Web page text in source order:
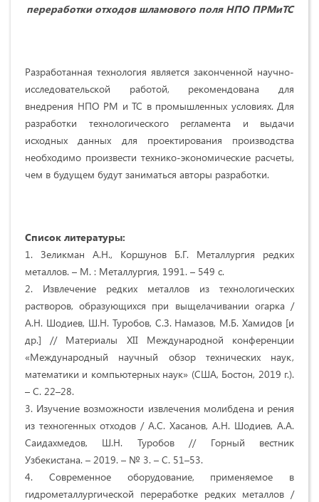
переработки отходов шламового поля НПО ПРМиТС
Разработанная технология является законченной научно-
исследовательской работой, рекомендована для
внедрения НПО РМ и ТС в промышленных условиях. Для
разработки технологического регламента и выдачи
исходных данных для проектирования производства
необходимо произвести технико-экономические расчеты,
чем в будущем будут заниматься авторы разработки.
Список литературы:
1. Зеликман А.Н., Коршунов Б.Г. Металлургия редких
металлов. – М. : Металлургия, 1991. – 549 с.
2. Извлечение редких металлов из технологических
растворов, образующихся при выщелачивании огарка /
А.Н. Шодиев, Ш.Н. Туробов, С.З. Намазов, М.Б. Хамидов [и
др.] // Материалы XII Международной конференции
«Международный научный обзор технических наук,
математики и компьютерных наук» (США, Бостон, 2019 г.).
– С. 22–28.
3. Изучение возможности извлечения молибдена и рения
из техногенных отходов / А.С. Хасанов, А.Н. Шодиев, А.А.
Саидахмедов, Ш.Н. Туробов // Горный вестник
Узбекистана. – 2019. – № 3. – С. 51–53.
4. Современное оборудование, применяемое в
гидрометаллургической переработке редких металлов /